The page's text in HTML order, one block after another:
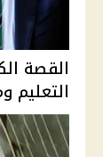
التعليم